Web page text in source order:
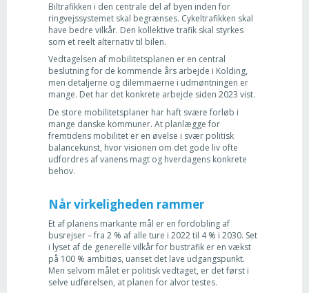
Biltrafikken i den centrale del af byen inden for
ringvejssystemet skal begrænses. Cykeltrafikken skal
have bedre vilkår. Den kollektive trafik skal styrkes
som et reelt alternativ til bilen.
Vedtagelsen af mobilitetsplanen er en central
beslutning for de kommende års arbejde i Kolding,
men detaljerne og dilemmaerne i udmøntningen er
mange. Det har det konkrete arbejde siden 2023 vist.
De store mobilitetsplaner har haft svære forløb i
mange danske kommuner. At planlægge for
fremtidens mobilitet er en øvelse i svær politisk
balancekunst, hvor visionen om det gode liv ofte
udfordres af vanens magt og hverdagens konkrete
behov.
Når virkeligheden rammer
Et af planens markante mål er en fordobling af
busrejser – fra 2 % af alle ture i 2022 til 4 % i 2030. Set
i lyset af de generelle vilkår for bustrafik er en vækst
på 100 % ambitiøs, uanset det lave udgangspunkt.
Men selvom målet er politisk vedtaget, er det først i
selve udførelsen, at planen for alvor testes.